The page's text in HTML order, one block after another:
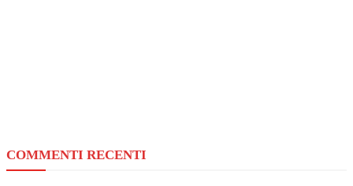
COMMENTI RECENTI